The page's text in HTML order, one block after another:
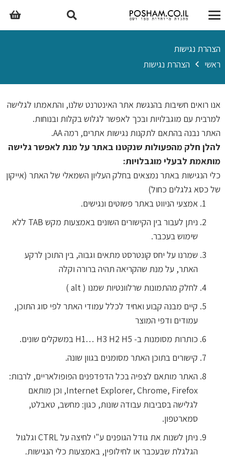
הצהרת נגישות
ראשי
הצהרת נגישות
אנו רואים חשיבות בהנגשת אתר האינטרנט שלנו, והתאמתו לגלישה
למרבית עם מוגבלויות ובכך לאפשר לגלוש בקלות ובנוחות.
האתר נבנה בהתאם לתקנות נגישות אתרים, רמה AA.
להלן חלק מהפעולות שנקטנו באתר על מנת לאפשר גלישה
מותאמת לבעלי מוגבלויות:
כלי הנגישות באתר נמצאים בחלק העליון השמאלי של האתר (אייקון
של כסא גלגלים כחול)
אמצעי הניווט באתר פשוטים ונגישים.
ניתן לעבור בין הקישורים השונים באמצעות מקש TAB ללא
שימוש בעכבר.
שמרנו על יחס קונטרסט מתאים וגבוה, בין התוכן לרקע
האתר, על מנת שהקריאה תהיה ברורה וקלה
לחלק מהתמונות שרלוונטיות שמנו ( alt )
קיים מבנה קבוע ואחיד לכלל עמודי האתר לפי סוג התוכן,
עמודים ודפי המוצר
כותרות מסומנות ב- H1… H3 H2 H5 במשקלים שונים.
קישורים בתוכן האתר מסומנים בגוון שונה.
האתר מותאם לצפיה בכל הדפדפנים הפופולאריים, לרבות:
Internet Explorer, Chrome, Firefox, וכן מותאם
לגלישה בסביבות עבודה שונות, כגון: מחשב, טאבלט,
סמארטפון.
ניתן לשנות את גודל הגופנים ע"י לחיצה על CTRL וגלגול
הגלגלת שבעכבר או לחילופין, באמצעות כלי הנגישות.